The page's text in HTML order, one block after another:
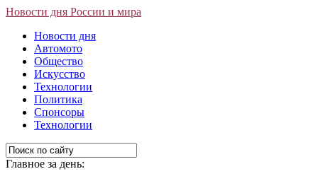
Новости дня России и мира
Новости дня
Автомото
Общество
Искусство
Технологии
Политика
Спонсоры
Технологии
Главное за день: